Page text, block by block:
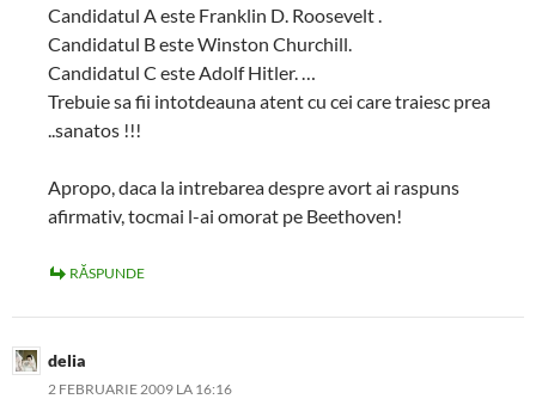
Candidatul A este Franklin D. Roosevelt .
Candidatul B este Winston Churchill.
Candidatul C este Adolf Hitler. …
Trebuie sa fii intotdeauna atent cu cei care traiesc prea
..sanatos !!!
Apropo, daca la intrebarea despre avort ai raspuns
afirmativ, tocmai l-ai omorat pe Beethoven!
RĂSPUNDE
delia
2 FEBRUARIE 2009 LA 16:16